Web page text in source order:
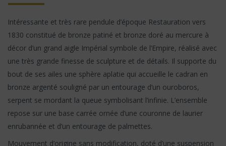
Intéressante et très rare pendule d’époque Restauration vers
1830 constitué de bronze patiné et bronze doré au mercure à
décor d’un grand aigle Impérial symbole de l’Empire, réalisé avec
une très grande finesse de sculpture et de détails. Il supporte du
bout de ses ailes une sphère aplatie qui accueille le cadran en
bronze argenté souligné par un entourage d’un ouroboros,
serpent se mordant la queue symbolisant l’infinie. L’ensemble
repose sur une base carrée ornée d’une couronne de laurier
enrubannée et d’un entourage de palmettes.
Mouvement d’origine sans modification, doté d’une suspension